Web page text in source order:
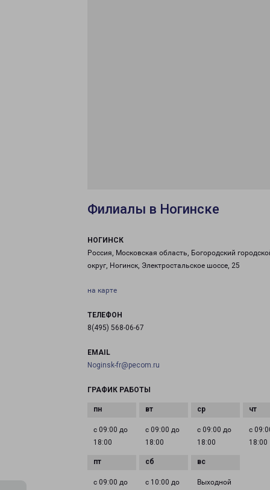
Филиалы в Ногинске
НОГИНСК
Россия, Московская область, Богородский
округ, Ногинск, Электростальское шоссе, 25
на карте
ТЕЛЕФОН
8(495) 568-06-67
EMAIL
Noginsk-fr@pecom.ru
ГРАФИК РАБОТЫ
с 09:00 до
18:00
с 09:00 до
18:00
с 09:00 до
18:00
с
18:00
с 09:00 до
с 10:00 до
Выходной